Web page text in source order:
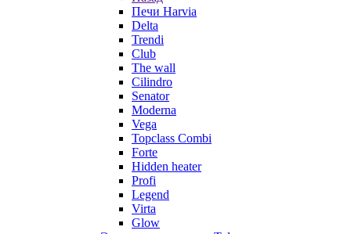
Печи Harvia
Delta
Trendi
Club
The wall
Cilindro
Senator
Moderna
Vega
Topclass Combi
Forte
Hidden heater
Profi
Legend
Virta
Glow